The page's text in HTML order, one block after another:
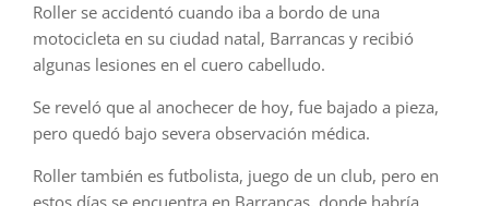
Roller se accidentó cuando iba a bordo de una
motocicleta en su ciudad natal, Barrancas y recibió
algunas lesiones en el cuero cabelludo.
Se reveló que al anochecer de hoy, fue bajado a pieza,
pero quedó bajo severa observación médica.
Roller también es futbolista, juego de un club, pero en